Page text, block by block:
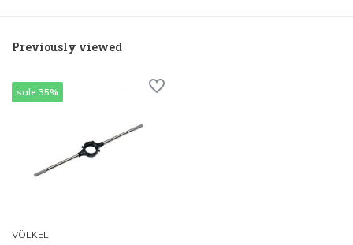
Previously viewed
sale 35%
VÖLKEL